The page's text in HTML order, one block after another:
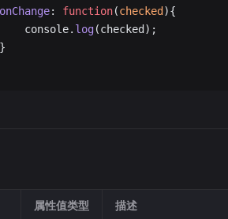
: function(checked ){
console.
log(checked);
属性值类型 描述